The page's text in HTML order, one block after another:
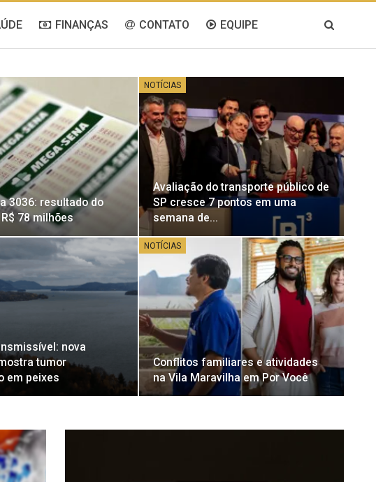
FINANÇAS CONTATO EQUIPE
3036: resultado do
78 milhões
NOTÍCIAS
Avaliação do transporte público de
SP cresce 7 pontos em uma
semana de…
nova
tumor
em peixes
NOTÍCIAS
Conflitos familiares e atividades
na Vila Maravilha em Por Você